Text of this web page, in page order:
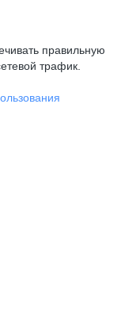
правильную
трафик.